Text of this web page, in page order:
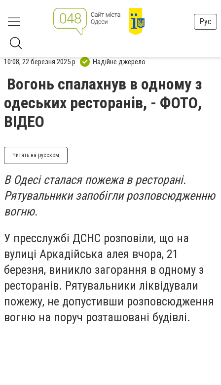
Рус
10:08, 22 березня 2025 р. Надійне джерело
Вогонь спалахнув в одному з
одеських ресторанів, - ФОТО,
ВІДЕО
Читать на русском
В Одесі сталася пожежа в ресторані.
Рятувальники запобігли розповсюдженню
вогню.
У пресслужбі ДСНС розповіли, що на
вулиці Аркадійська алея вчора, 21
березня, виникло загорання в одному з
ресторанів. Рятувальники ліквідували
пожежу, не допустивши розповсюдження
вогню на поруч розташовані будівлі.